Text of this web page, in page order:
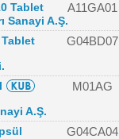
Tablet
A11GA01
Sanayi A.Ş.
G04BD07
M01AG
A.Ş.
G04CA04